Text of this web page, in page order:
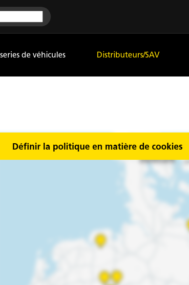
de véhicules Distributeurs/SAV
Définir la politique en matière de cookies